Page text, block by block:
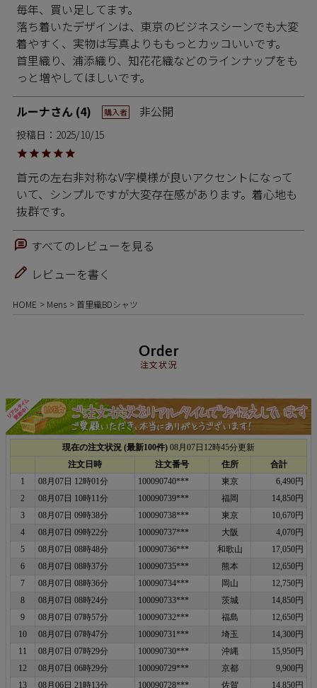
毎年、買い足してます。
落ち着いたデザインは、東京のビジネスシーンでも大変
着やすく、実物は写真よりももっとカッコいいです。
首里織り、浦添織り、知花花織などのラインナップをも
ルーナ 4 購入者 非公開
投稿日 2025/10/15
首元の左右非対称なV字模様が良いアクセントになって
いて、シンプルですが大変存在感があります。着心地も
抜群です。
すべてのレビューを見る
レビューを書く
HOME Mens 首里織BDシャツ
Order
注文状況